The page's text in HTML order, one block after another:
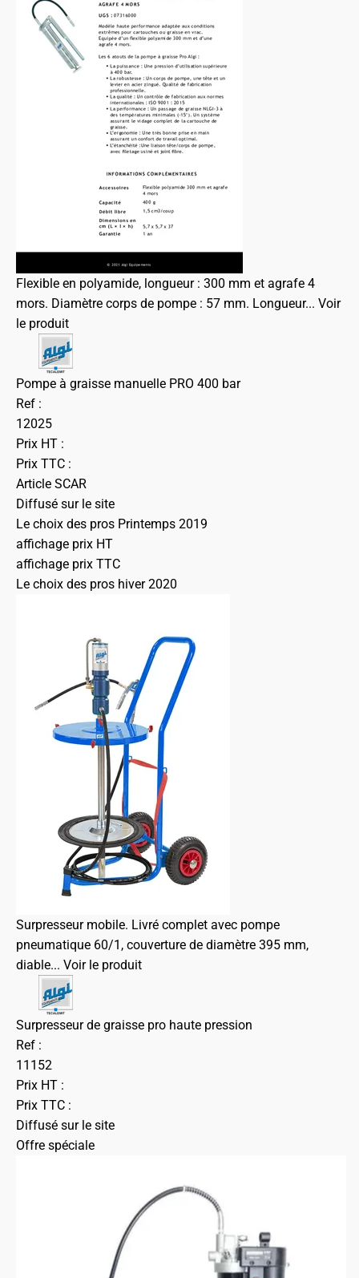
Flexible en polyamide, longueur : 300 mm et agrafe 4
mors. Diamètre corps de pompe : 57 mm. Longueur... Voir
le produit
Pompe à graisse manuelle PRO 400 bar
Ref :
12025
Prix HT :
Prix TTC :
Article SCAR
Diffusé sur le site
Le choix des pros Printemps 2019
affichage prix HT
affichage prix TTC
Le choix des pros hiver 2020
Surpresseur mobile. Livré complet avec pompe
pneumatique 60/1, couverture de diamètre 395 mm,
diable... Voir le produit
Surpresseur de graisse pro haute pression
Ref :
11152
Prix HT :
Prix TTC :
Diffusé sur le site
Offre spéciale